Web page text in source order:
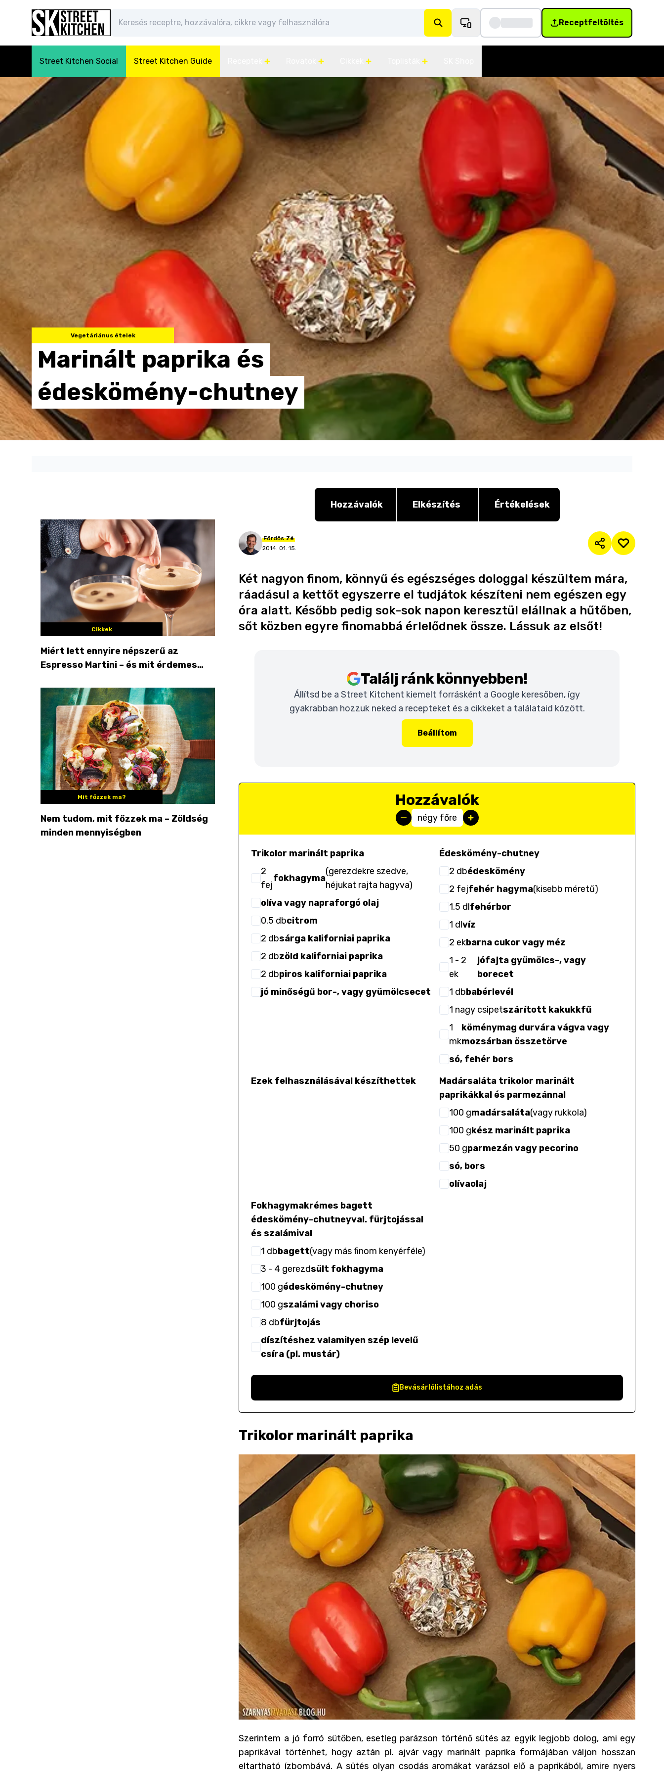
Receptfeltöltés
Street Kitchen Social Street Kitchen Guide
Vegetáriánus ételek
Marinált paprika és
édeskömény-chutney
Cikkek
Miért lett ennyire népszerű az
Espresso Martini – és mit érdemes
Mit főzzek ma?
Nem tudom, mit főzzek ma – Zöldség
minden mennyiségben
Hozzávalók Elkészítés Értékelések
Fördős Zé
2014. 01. 15.
Két nagyon finom, könnyű és egészséges dologgal készültem mára,
ráadásul a kettőt egyszerre el tudjátok készíteni nem egészen egy
óra alatt. Később pedig sok-sok napon keresztül elállnak a hűtőben,
sőt közben egyre finomabbá érlelődnek össze. Lássuk az elsőt!
Találj ránk könnyebben!
Állítsd be a Street Kitchent kiemelt forrásként a Google keresőben, így
gyakrabban hozzuk neked a recepteket és a cikkeket a találataid között.
Beállítom
Hozzávalók
négy főre
Trikolor marinált paprika
2
fej
fokhagyma
(gerezdekre szedve,
héjukat rajta hagyva)
olíva vagy napraforgó olaj
0.5 dbcitrom
2 dbsárga kaliforniai paprika
2 dbzöld kaliforniai paprika
2 dbpiros kaliforniai paprika
jó minőségű bor-, vagy gyümölcsecet
Édeskömény-chutney
2 dbédeskömény
2 fejfehér hagyma(kisebb méretű)
1.5 dlfehérbor
1 dlvíz
2 ekbarna cukor vagy méz
1 - 2
ek
jófajta gyümölcs-, vagy
borecet
1 dbbabérlevél
1 nagy csipetszárított kakukkfű
1
mk
köménymag durvára vágva vagy
mozsárban összetörve
só, fehér bors
Ezek felhasználásával készíthettek
Madársaláta trikolor marinált
paprikákkal és parmezánnal
100 gmadársaláta(vagy rukkola)
100 gkész marinált paprika
50 gparmezán vagy pecorino
só, bors
olívaolaj
Fokhagymakrémes bagett
édeskömény-chutneyval. fürjtojással
és szalámival
1 dbbagett(vagy más finom kenyérféle)
3 - 4 gerezdsült fokhagyma
100 gédeskömény-chutney
100 gszalámi vagy choriso
8 dbfürjtojás
díszítéshez valamilyen szép levelű
csíra (pl. mustár)
Bevásárlólistához adás
Trikolor marinált paprika
Szerintem a jó forró sütőben, esetleg parázson történő sütés az egyik legjobb dolog, ami egy
paprikával történhet, hogy aztán pl. ajvár vagy marinált paprika formájában váljon hosszan
eltartható ízbombává. A sütés olyan csodás aromákat varázsol elő a paprikából, amire nyers